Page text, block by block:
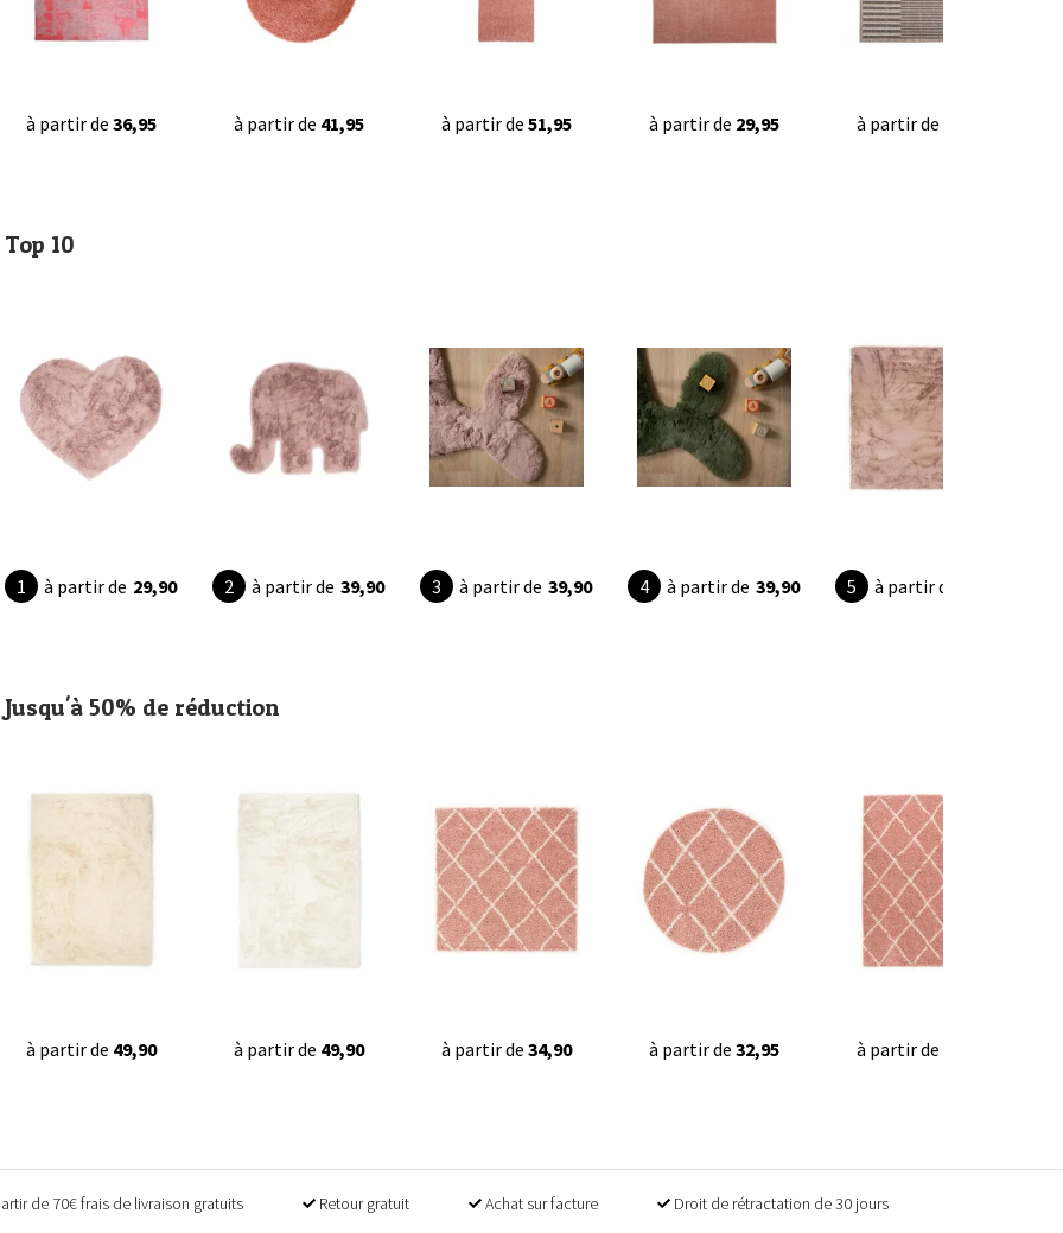
à partir de 36,95 à partir de 41,95 à partir de 51,95 à partir de 29,95 à partir de
Top 10
à partir de 29,90 à partir de 39,90 à partir de 39,90 à partir de 39,90 à partir de
Jusqu'à 50% de réduction
à partir de 49,90 à partir de 49,90 à partir de 34,90 à partir de 32,95 à partir de
de 70€ frais de livraison gratuits Retour gratuit Achat sur facture Droit de rétractation de 30 jours